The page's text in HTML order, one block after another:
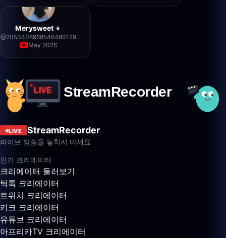
Merysweet
@2053408968546480129
May 2026
LIVE StreamRecorder
라이브 방송을 놓치지 마세요
인기 크리에이터
크리에이터 둘러보기
틱톡 크리에이터
트위치 크리에이터
키크 크리에이터
유튜브 크리에이터
아프리카TV 크리에이터